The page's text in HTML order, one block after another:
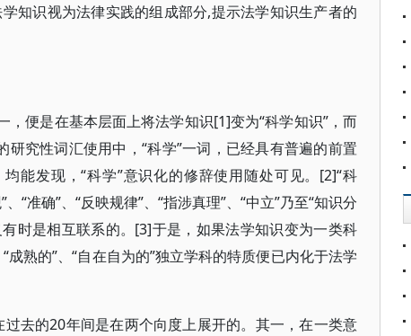
知识视为法律实践的组成部分,提示法学知识生产者的
便是在基本层面上将法学知识[1]变为“科学知识”，而
究性词汇使用中，“科学”一词，已经具有普遍的前置
能发现，“科学”意识化的修辞使用随处可见。[2]“科
“准确”、“反映规律”、“指涉真理”、“中立”乃至“知识分
时是相互联系的。[3]于是，如果法学知识变为一类科
熟的”、“自在自为的”独立学科的特质便已内化于法学
去的20年间是在两个向度上展开的。其一，在一类意